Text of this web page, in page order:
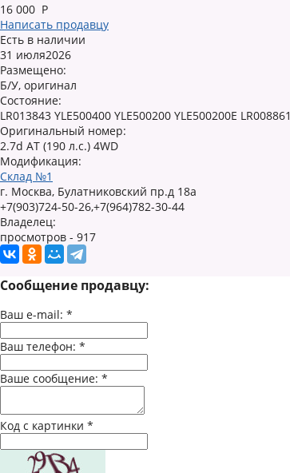
16 000 Р
Написать продавцу
Есть в наличии
31 июля2026
Размещено:
Б/У, оригинал
Состояние:
LR013843 YLE500400 YLE500200 YLE500200E LR008861
Оригинальный номер:
2.7d AT (190 л.с.) 4WD
Модификация:
Склад №1
г. Москва, Булатниковский пр.д 18а
+7(903)724-50-26,+7(964)782-30-44
Владелец:
просмотров - 917
Сообщение продавцу:
Ваш e-mail: *
Ваш телефон: *
Ваше сообщение: *
Код с картинки *